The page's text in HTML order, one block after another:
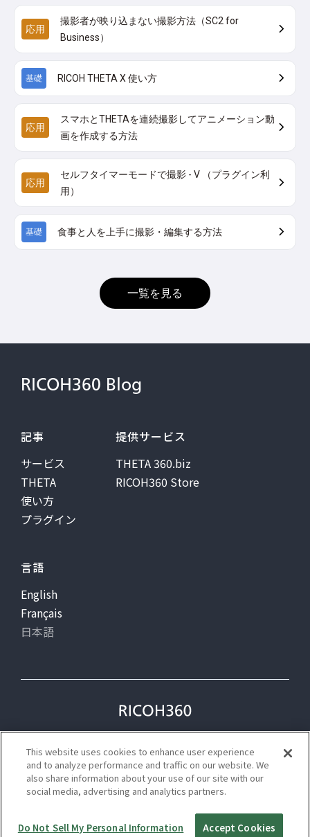
応用
撮影者が映り込まない撮影方法（SC2 for
Business）
基礎 RICOH THETA X 使い方
応用
スマホとTHETAを連続撮影してアニメーション動
画を作成する方法
応用
セルフタイマーモードで撮影 - V （プラグイン利
用）
基礎 食事と人を上手に撮影・編集する方法
一覧を見る
RICOH360 Blog
記事
サービス
THETA
使い方
プラグイン
提供サービス
THETA 360.biz
RICOH360 Store
言語
English
Français
日本語
プライバシー
利用規約
ステータス
This website uses cookies to enhance user experience
and to analyze performance and traffic on our website. We
also share information about your use of our site with our
social media, advertising and analytics partners.
Do Not Sell My Personal Information Accept Cookies